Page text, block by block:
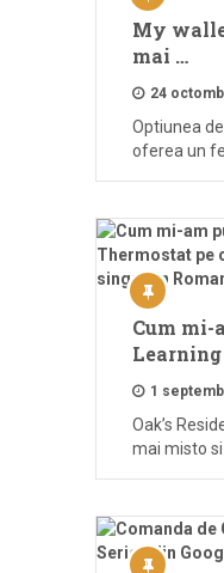
My
mai …
24
Optiunea
oferea un
Cum mi-
1
Oak’s
mai misto si